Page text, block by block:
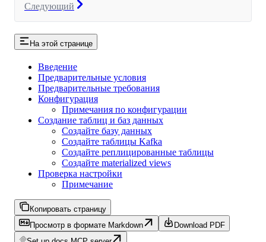
Следующий
На этой странице
Введение
Предварительные условия
Предварительные требования
Конфигурация
Примечания по конфигурации
Создание таблиц и баз данных
Создайте базу данных
Создайте таблицы Kafka
Создайте реплицированные таблицы
Создайте materialized views
Проверка настройки
Примечание
Копировать страницу
Просмотр в формате Markdown
Download PDF